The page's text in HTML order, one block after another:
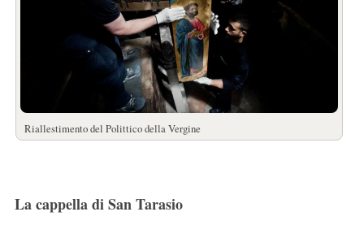
Riallestimento del Polittico della Vergine
La cappella di San Tarasio